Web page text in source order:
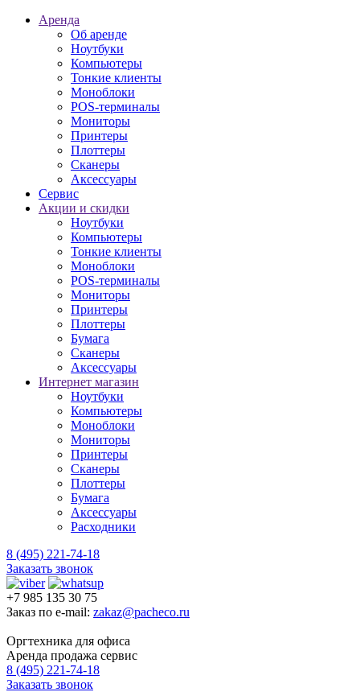
Аренда
Об аренде
Ноутбуки
Компьютеры
Тонкие клиенты
Моноблоки
POS-терминалы
Мониторы
Принтеры
Плоттеры
Сканеры
Аксессуары
Сервис
Акции и скидки
Ноутбуки
Компьютеры
Тонкие клиенты
Моноблоки
POS-терминалы
Мониторы
Принтеры
Плоттеры
Бумага
Сканеры
Аксессуары
Интернет магазин
Ноутбуки
Компьютеры
Моноблоки
Мониторы
Принтеры
Сканеры
Плоттеры
Бумага
Аксессуары
Расходники
8 (495) 221-74-18
Заказать звонок
+7 985 135 30 75
Заказ по e-mail: zakaz@pacheco.ru
Оргтехника для офиса
Аренда продажа сервис
8 (495) 221-74-18
Заказать звонок